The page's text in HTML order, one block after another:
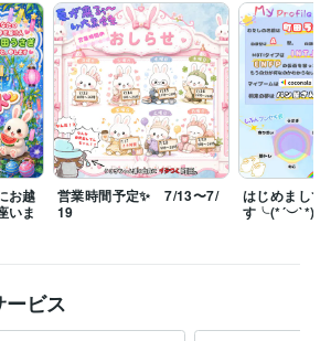
言葉を刻み､見捨てません
活力です
為にわたしは何度だって！
ます！
いのか？
お越
いま
営業時間予定✨ 7/13〜7/
19
はじめまして
す╰(*´︶`*)╯
ービス